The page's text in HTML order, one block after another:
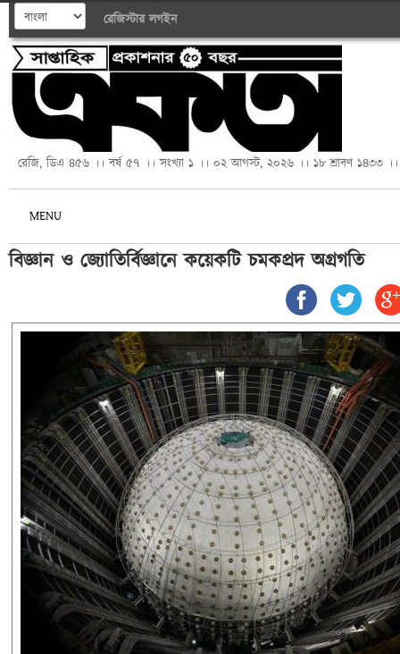
রেজিস্টার লগইন
রেজি, ডিএ ৪৫৬ ।। বর্ষ ৫৭ ।। সংখ্যা ১ ।। ০২ আগস্ট, ২০২৬ ।। ১৮ শ্রাবণ ১৪৩৩ ।।
MENU
বিজ্ঞান ও জ্যোতির্বিজ্ঞানে কয়েকটি চমকপ্রদ অগ্রগতি